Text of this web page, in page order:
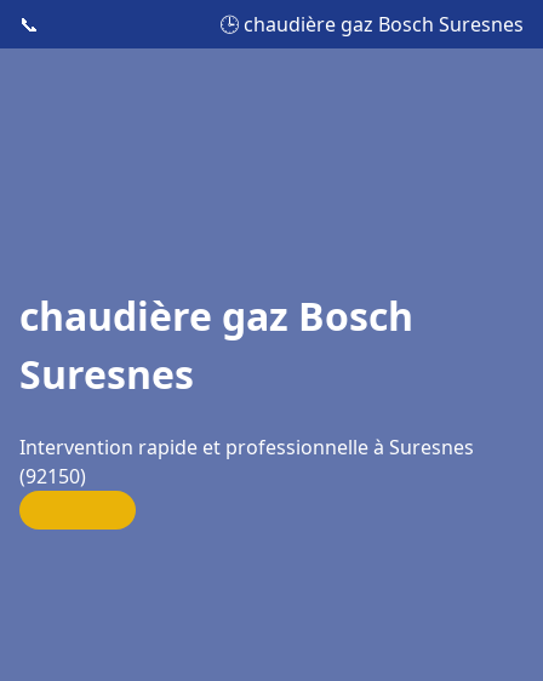
📞 🕒 chaudière gaz Bosch Suresnes
chaudière gaz Bosch
Suresnes
Intervention rapide et professionnelle à Suresnes
(92150)